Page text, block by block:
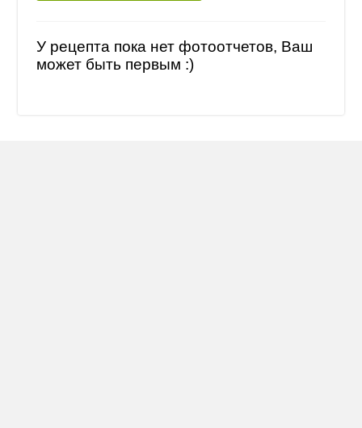
У рецепта пока нет фотоотчетов, Ваш
может быть первым :)